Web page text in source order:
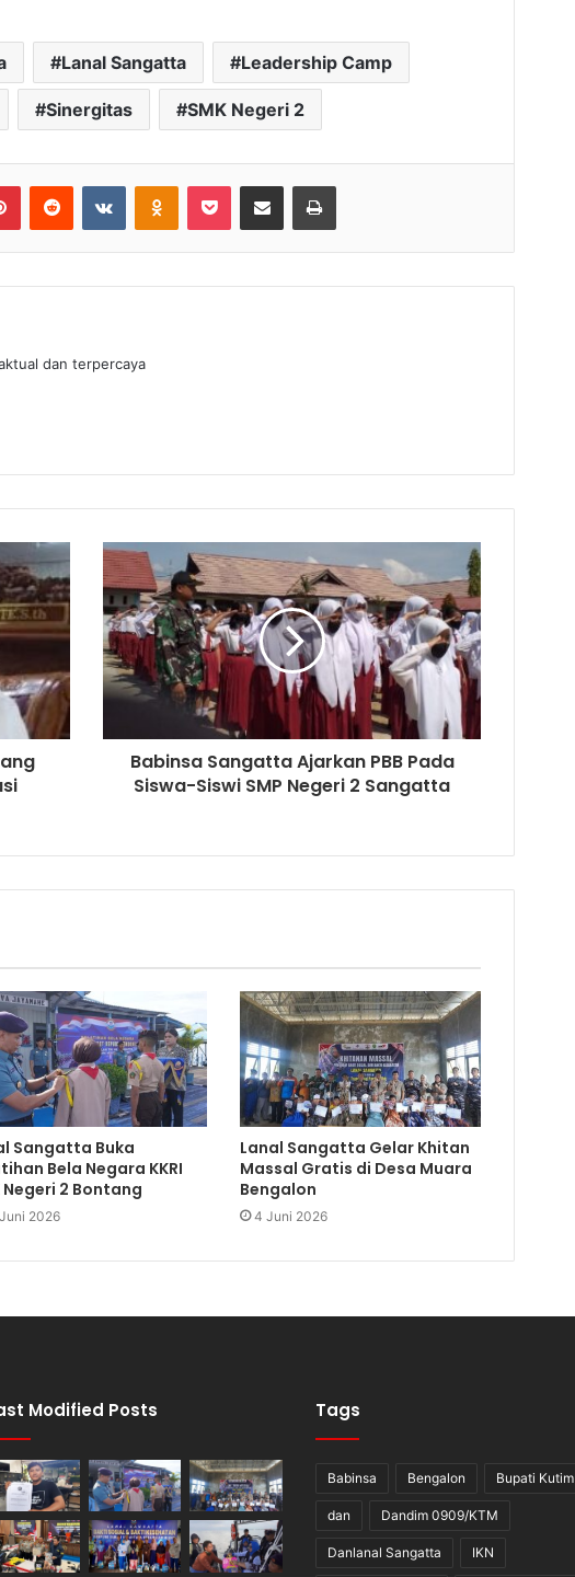
Lanal Sangatta Leadership Camp
Sinergitas SMK Negeri 2
PinterestReddit VKontakteOdnoklassniki
Pocket Share via Email Print
dan terpercaya
Babinsa Sangatta Ajarkan PBB Pada
Siswa-Siswi SMP Negeri 2 Sangatta
Sangatta Buka
Bela Negara KKRI
Negeri 2 Bontang
2026
Lanal Sangatta Gelar Khitan
Massal Gratis di Desa Muara
Bengalon
4 Juni 2026
Modified Posts Tags
Babinsa Bengalon Bupati Kutim
dan Dandim 0909/KTM
Danlanal Sangatta IKN